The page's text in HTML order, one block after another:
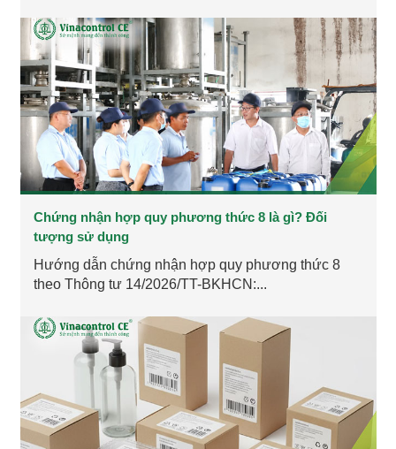
Chứng nhận hợp quy phương thức 8 là gì? Đối
tượng sử dụng
Hướng dẫn chứng nhận hợp quy phương thức 8
theo Thông tư 14/2026/TT-BKHCN:...